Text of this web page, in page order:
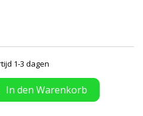
1-3 dagen
In den Warenkorb